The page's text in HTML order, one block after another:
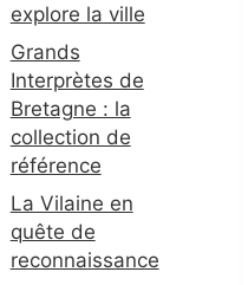
explore la ville
Grands
Interprètes de
Bretagne : la
collection de
référence
La Vilaine en
quête de
reconnaissance